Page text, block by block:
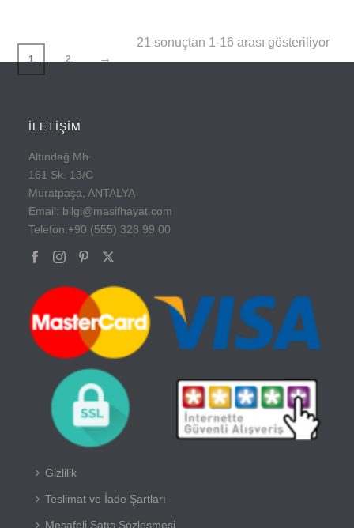
1 2 →
21 sonuçtan 1-16 arası gösteriliyorEn
İLETİŞİM
Altındağ Mh.
161 Sk. 13/C
Muratpaşa, ANTALYA
Email: bilgi@masifhayat.com
Telefon:+90 (555) 328 99 00
Gizlilik
Teslimat ve İade Şartları
Mesafeli Satış Sözleşmesi